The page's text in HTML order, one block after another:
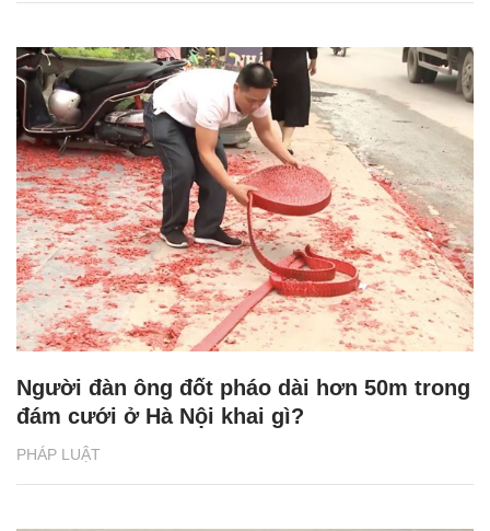
PHÁP LUẬT
Người đàn ông đốt pháo dài hơn 50m trong
đám cưới ở Hà Nội khai gì?